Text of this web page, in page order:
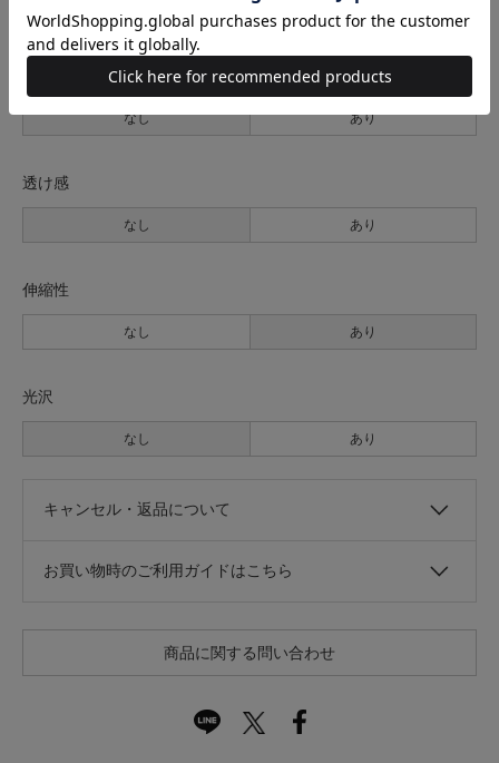
なし あり
透け感
なし あり
伸縮性
なし あり
光沢
なし あり
キャンセル・返品について
お買い物時のご利用ガイドはこちら
商品に関する問い合わせ